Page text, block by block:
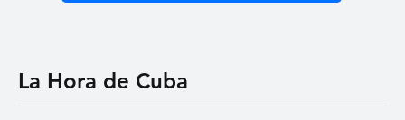
La Hora de Cuba